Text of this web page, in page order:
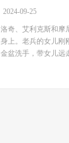
2024-09-25
洛奇、艾利克斯和摩
身上。老兵的女儿刚
金盆洗手，带女儿远